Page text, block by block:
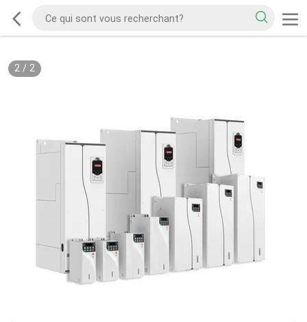
2/ 2